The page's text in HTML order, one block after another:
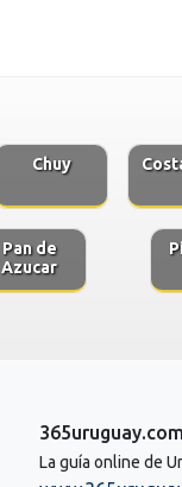
Chuy
Pan de
Azucar
365uruguay.com
La guía online de